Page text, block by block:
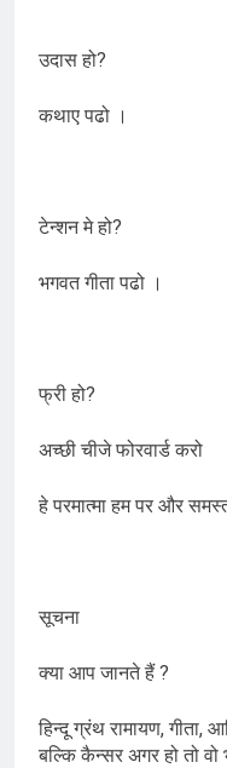
उदास हो?
कथाए पढो ।
टेन्शन मे हो?
भगवत गीता पढो ।
फ्री हो?
अच्छी चीजे फोरवार्ड करो
हे परमात्मा हम पर और
सूचना
क्या आप जानते हैं ?
हिन्दू ग्रंथ रामायण,
बल्कि कैन्सर अगर हो तो वो